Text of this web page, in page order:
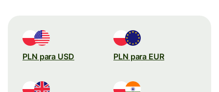
PLN para USD PLN para EUR